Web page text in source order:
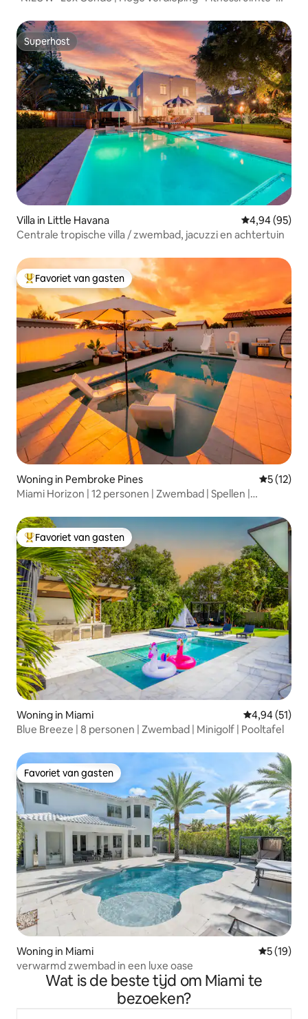
Superhost
Superhost
Villa in Little Havana Gemiddelde
4,94 (95)
Centrale tropische villa / zwembad, jacuzzi en achtertuin
Topfavoriet van gasten
Favoriet van gasten
Woning in Pembroke Pines
5 (12)
Miami Horizon | 12 personen | Zwembad | Spellen |
Topfavoriet van gasten
Favoriet van gasten
Woning in Miami Gemiddelde
4,94 (51)
Blue Breeze | 8 personen | Zwembad | Minigolf | Pooltafel
Favoriet van gasten
Favoriet van gasten
Woning in Miami
5 (19)
verwarmd zwembad in een luxe oase
Wat is de beste tijd om Miami te
bezoeken?